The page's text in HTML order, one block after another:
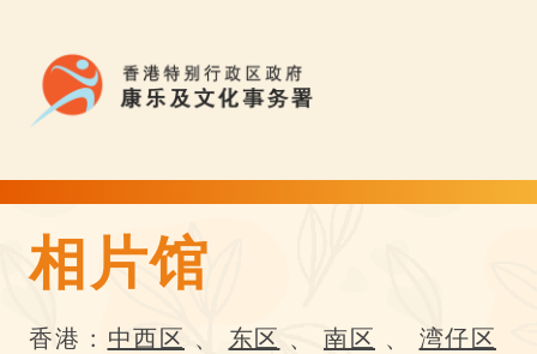
相片馆 | Flower Appreciation 康文賞花情報
相片馆
香港 : 中西区 、 东区 、 南区 、 湾仔区